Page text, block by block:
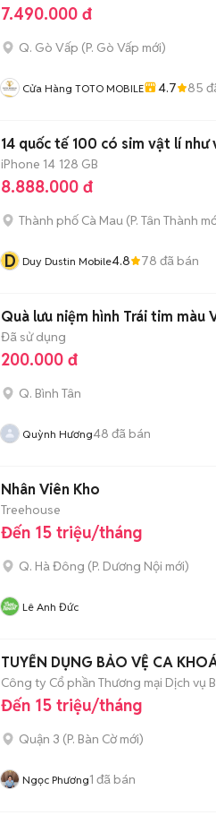
7.490.000 đ
Q. Gò Vấp (P. Gò Vấp mới)
Cửa Hàng TOTO MOBILE 4.7 85
14 quốc tế 100 có sim vật lí
iPhone 14 128 GB
8.888.000 đ
Thành phố Cà Mau (P. Tân Thành
D Duy Dustin Mobile4.8 78 đã bán
Quà lưu niệm hình Trái tim màu
Đã sử dụng
200.000 đ
Q. Bình Tân
Quỳnh Hương48 đã bán
Nhân Viên Kho
Treehouse
Đến 15 triệu/tháng
Q. Hà Đông (P. Dương Nội mới)
Lê Anh Đức
TUYỂN DỤNG BẢO VỆ CA
Công ty Cổ phần Thương mại Dịch vụ
Đến 15 triệu/tháng
Quận 3 (P. Bàn Cờmới)
Ngọc Phương1 đã bán